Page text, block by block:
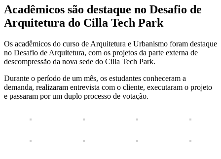
Acadêmicos são destaque no Desafio de
Arquitetura do Cilla Tech Park
Os acadêmicos do curso de Arquitetura e Urbanismo foram destaque
no Desafio de Arquitetura, com os projetos da parte externa de
descompressão da nova sede do Cilla Tech Park.
Durante o período de um mês, os estudantes conheceram a
demanda, realizaram entrevista com o cliente, executaram o projeto
e passaram por um duplo processo de votação.